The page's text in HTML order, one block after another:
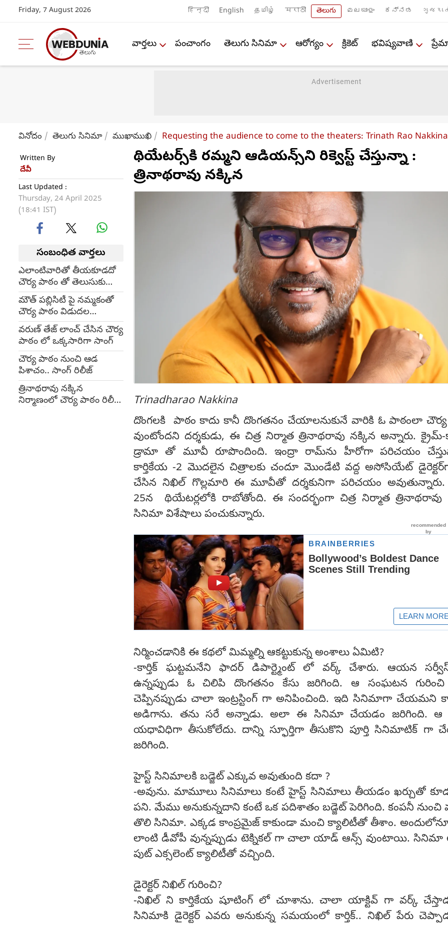
Friday, 7 August 2026 हिन्दी English தமிழ் मराठी తెలుగు മലയാളം ಕನ್ನಡ
వార్తలు పంచాంగం తెలుగు సినిమా ఆరోగ్యం క్రికెట్ భవిష్యవాణి
వినోదం తెలుగు సినిమా ముఖాముఖి Requesting the audience to come to the theaters: Trinath Rao Nakkina
Written By
దేవీ
Last Updated :
Thursday, 24 April 2025
(18:41 IST)
సంబంధిత వార్తలు
ఎలాంటివారితో తీయకూడదో
చౌర్య పాఠం తో తెలుసుకున్నా :
త్రినాథ్ రావ్ నక్కిన
మౌత్ పబ్లిసిటీ పై నమ్మకంతో
చౌర్య పాఠం విడుదల
చేస్తున్నాం : త్రినాథరావు
నక్కిన
వరుణ్ తేజ్ లాంచ్ చేసిన చౌర్య
పాఠం లో ఒక్కసారిగా సాంగ్
చౌర్య పాఠం నుంచి ఆడ
పిశాచం.. సాంగ్ రిలీజ్
త్రినాథరావు నక్కిన
నిర్మాణంలో చౌర్య పాఠం రిలీజ్
థియేటర్స్‌కి రమ్మని ఆడియన్స్‌ని రిక్వెస్ట్ చేస్తున్నా :
త్రినాథరావు నక్కిన
Trinadharao Nakkina
దొంగలకి పాఠం కాదు కానీ దొంగతనం చేయాలనుకునే వారికి ఓ పాఠంలా
వుంటోందని దర్శకుడు, ఈ చిత్ర నిర్మాత త్రినాథరావు నక్కిన అన్నారు.
డ్రామా తో మూవీ రూపొందింది. ఇంద్రా రామ్‌ను హీరోగా పరిచయం
కార్తికేయ -2 మొదలైన చిత్రాలకు చందూ మొండేటి వద్ద అసోసియేట్
చేసిన నిఖిల్ గొల్లమారి ఈ మూవీతో దర్శకునిగా పరిచయం అవుతున్నారు.
25న థియేటర్లలోకి రాబోతోంది. ఈ సందర్భంగా చిత్ర నిర్మాత త్రినాథరావు
సినిమా విశేషాలు పంచుకున్నారు.
నిర్మించడానికి ఈ కథలో మిమ్మల్ని ఆకట్టుకున్న అంశాలు ఏమిటి?
-కార్తిక్ ఘట్టమనేని ఫాదర్ డిపార్ట్మెంట్ లో వర్క్ చేశారు. ఆయన
ఉన్నప్పుడు ఓ చిలిపి దొంగతనం కేసు జరిగింది. ఆ సంఘటన గురించి
చెప్పినప్పుడు చాలా ఇంట్రస్టింగ్ గా అనిపించింది. ఇది సినిమాగా చేయమని
అడిగాను. తను సరే అన్నాడు. అలా ఈ సినిమా చేయడం జరిగింది. ఆ
యధావిధిగా తీసుకోలేదు. దాన్ని స్ఫూర్తిగా తీసుకొని పూర్తి సినిమాటిక్ గా
జరిగింది.
హైస్ట్ సినిమాలకి బడ్జెట్ ఎక్కువ అవుతుంది కదా ?
-అవును. మామూలు సినిమాలు కంటే హైస్ట్ సినిమాలు తీయడం ఖర్చుతో
పని. మేము అనుకున్నదాని కంటే ఒక పదిశాతం బడ్జెట్ పెరిగింది. కంపనీ నుంచి
తొలి సినిమా. ఎక్కడ కాంప్రమైజ్ కాకుండా మంచి క్యాలిటీతో తీశాం. అందులోనూ
లాంటి డీవోపీ వున్నప్పుడు టెక్నికల్ గా చాలా యాడ్ ఆన్స్ వుంటాయి. సినిమా
పుట్ ఎక్సలెంట్ క్యాలిటీతో వచ్చింది.
డైరెక్టర్ నిఖిల్ గురించి?
-నిఖిల్ ని కార్తికేయ షూటింగ్ లో చూశాను. చాలా యాక్టివ్ గా వర్క్
సినిమాకి డైరెక్టర్ ఎవరు అనుకున్న సమయంలో కార్తిక్.. నిఖిల్ పేరు